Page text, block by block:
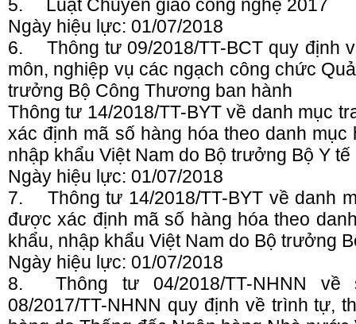
5.
Luật Chuyển giao công nghệ 2017
Ngày hiệu lực: 01/07/2018
6.
Thông tư 09/2018/TT-BCT quy định
môn, nghiệp vụ các ngạch công chức
trưởng Bộ Công Thương ban hành
Thông tư 14/2018/TT-BYT về danh mục
xác định mã số hàng hóa theo danh mục
nhập khẩu Việt Nam do Bộ trưởng Bộ Y tế
Ngày hiệu lực: 01/07/2018
7.
Thông tư 14/2018/TT-BYT về danh
được xác định mã số hàng hóa theo
khẩu, nhập khẩu Việt Nam do Bộ trưởng
Ngày hiệu lực: 01/07/2018
8.
Thông tư 04/2018/TT-NHNN
08/2017/TT-NHNN quy định về trình tự,